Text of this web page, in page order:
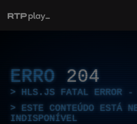
ERRO 204
HLS.JS FATAL ERROR -
ESTE CONTEÚDO ESTÁ
INDISPONÍVEL